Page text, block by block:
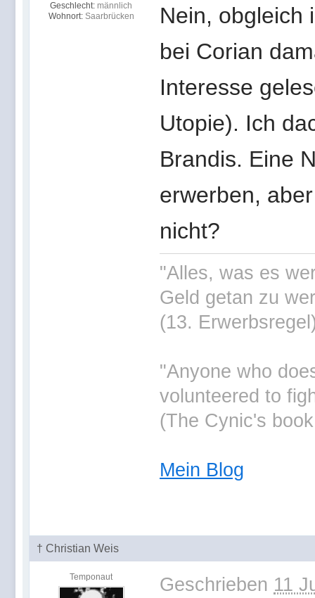
Geschlecht: männlich
Wohnort: Saarbrücken
Nein, obgleich
bei Corian
Interesse
Utopie). Ich
Brandis. Eine
erwerben,
nicht?
"Alles, was es
Geld getan zu
(13.
"Anyone who
volunteered to
(The Cynic's
Mein Blog
† Christian Weis
Temponaut Geschrieben 11